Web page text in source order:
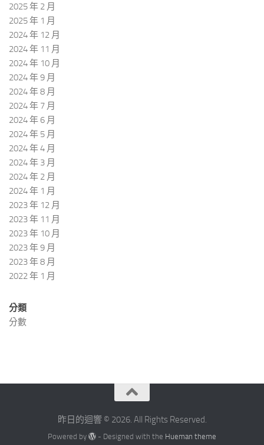
2025 年 2 月
2025 年 1 月
2024 年 12 月
2024 年 11 月
2024 年 10 月
2024 年 9 月
2024 年 8 月
2024 年 7 月
2024 年 6 月
2024 年 5 月
2024 年 4 月
2024 年 3 月
2024 年 2 月
2024 年 1 月
2023 年 12 月
2023 年 11 月
2023 年 10 月
2023 年 9 月
2023 年 8 月
2022 年 1 月
分類
分數
昨日的迴響 © 2026. All Rights Reserved.
Powered by - Designed with the Hueman theme